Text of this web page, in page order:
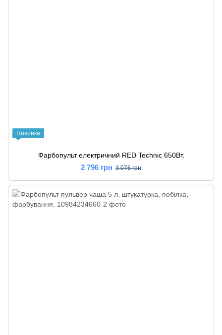
Новинка
Фарбопульт електричний RED Technic 650Вт.
2 796 грн 3 076 грн